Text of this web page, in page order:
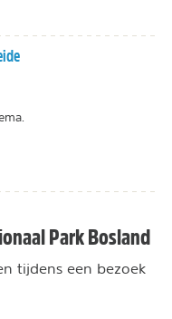
Park Bosland
tijdens een bezoek